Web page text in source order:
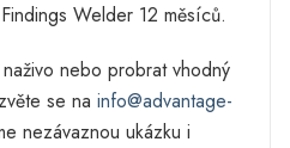
Welder 12 měsíců.
nebo probrat vhodný
se na info@advantage-
nezávaznou ukázku i